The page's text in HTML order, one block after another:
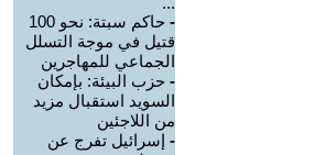
-
حاكم سبتة: نحو 100
قتيل في موجة التسلل
الجماعي للمهاجرين
- حزب البيئة: بإمكان
السويد استقبال مزيد
من اللاجئين
- إسرائيل تفرج عن